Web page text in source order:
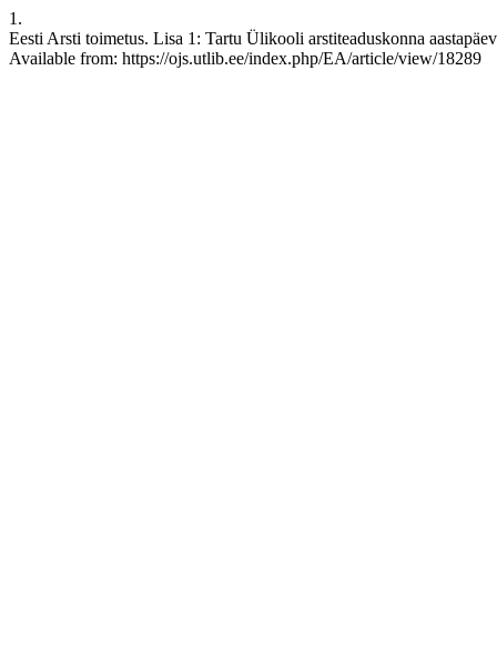
1.
Eesti Arsti toimetus. Lisa 1: Tartu Ülikooli arstiteaduskonna
Available from: https://ojs.utlib.ee/index.php/EA/article/view/18289